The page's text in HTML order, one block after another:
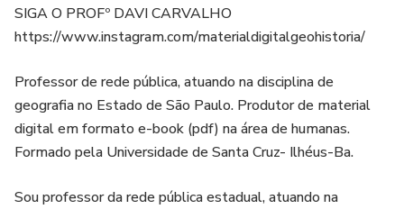
08 - O PLANETA TERRA
09 - MOVIMENTO DE ROTAÇÃO E TRANSLAÇÃO DA
TERRA
10 - ESTRUTURA INTERNA DA TERRA
11 - AGENTES EXTERNOS E AGENTES INTERNOS
SIGA O PROFº DAVI CARVALHO
https://www.instagram.com/materialdigitalgeohistoria/
Professor de rede pública, atuando na disciplina de
geografia no Estado de São Paulo. Produtor de material
digital em formato e-book (pdf) na área de humanas.
Formado pela Universidade de Santa Cruz- Ilhéus-Ba.
Sou professor da rede pública estadual, atuando na